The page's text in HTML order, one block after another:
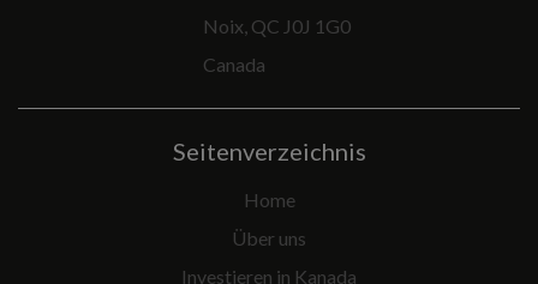
Noix, QC J0J 1G0
Canada
Seitenverzeichnis
Home
Über uns
Investieren in Kanada